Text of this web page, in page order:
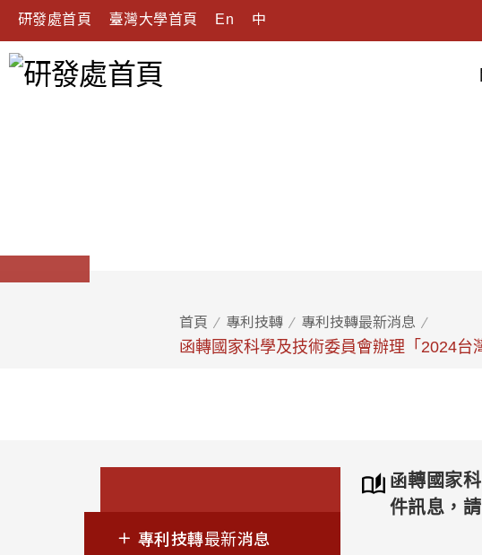
研發處首頁 臺灣大學首頁 En 中
首頁 專利技轉 專利技轉最新消息
函轉國家科學及技術委員會辦理「2024台
專利技轉最新消息
函轉國家
件訊息，